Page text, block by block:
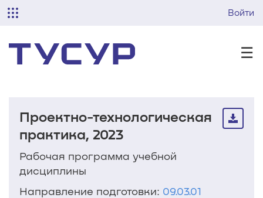
Войти
☰
Проектно-технологическая
практика, 2023
Рабочая программа учебной
дисциплины
Направление подготовки: 09.03.01